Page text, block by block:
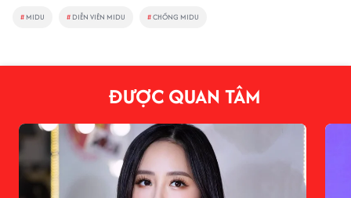
# MIDU # DIỄN VIÊN MIDU #CHỒNG MIDU
ĐƯỢC QUAN TÂM